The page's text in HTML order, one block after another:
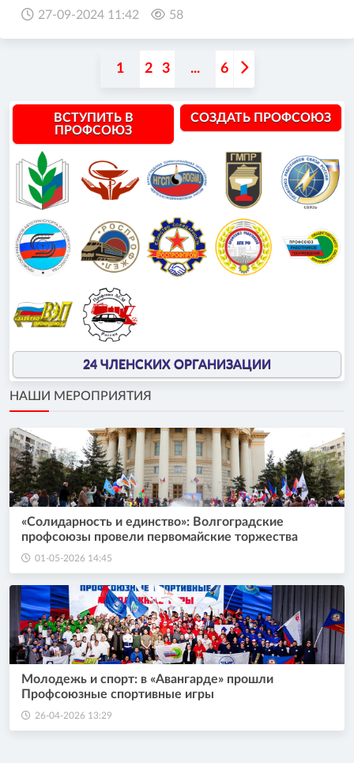
27-09-2024 11:42 58
1 2 3 ... 6
ВСТУПИТЬ В
ПРОФСОЮЗ
СОЗДАТЬ ПРОФСОЮЗ
24 ЧЛЕНСКИХ ОРГАНИЗАЦИИ
НАШИ МЕРОПРИЯТИЯ
«Солидарность и единство»: Волгоградские
профсоюзы провели первомайские торжества
01-05-2026 14:45
Молодежь и спорт: в «Авангарде» прошли
Профсоюзные спортивные игры
26-04-2026 13:29